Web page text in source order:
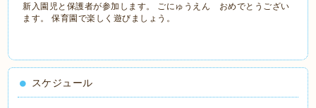
新入園児と保護者が参加します。 ごにゅうえん おめでとうござい
ます。 保育園で楽しく遊びましょう。
スケジュール